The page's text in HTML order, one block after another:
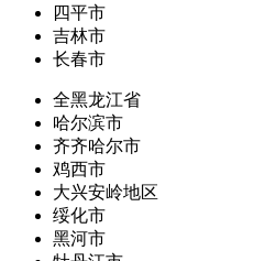
四平市
吉林市
长春市
全黑龙江省
哈尔滨市
齐齐哈尔市
鸡西市
大兴安岭地区
绥化市
黑河市